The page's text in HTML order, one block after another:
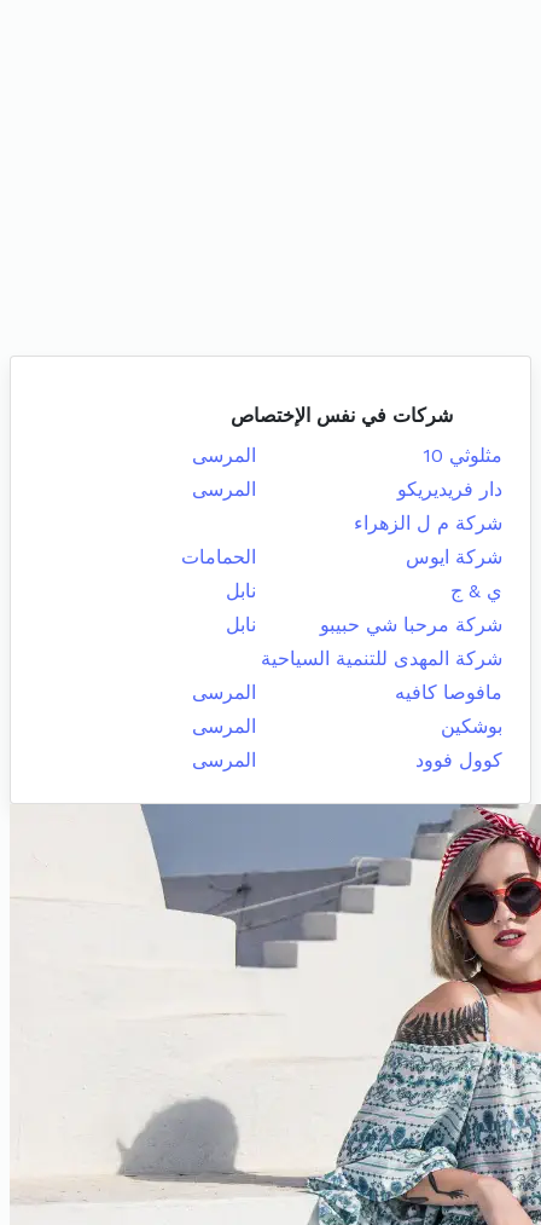
شركات في نفس الإختصاص
مثلوثي 10
المرسى
دار فريديريكو
المرسى
شركة م ل الزهراء
شركة ايوس
الحمامات
ي & ج
نابل
شركة مرحبا شي حبيبو
نابل
شركة المهدى للتنمية السياحية
مافوصا كافيه
المرسى
بوشكين
المرسى
كوول فوود
المرسى